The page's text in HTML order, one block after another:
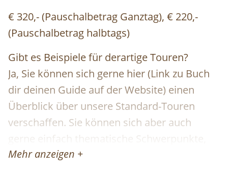
€ 320,- (Pauschalbetrag Ganztag), € 220,-
(Pauschalbetrag halbtags)
Gibt es Beispiele für derartige Touren?
Ja, Sie können sich gerne hier (Link zu Buch
dir deinen Guide auf der Website) einen
Überblick über unsere Standard-Touren
verschaffen. Sie können sich aber auch
gerne einfach thematische Schwerpunkte,
Routen oder Aktivitäten wünschen und wir
Mehr anzeigen +